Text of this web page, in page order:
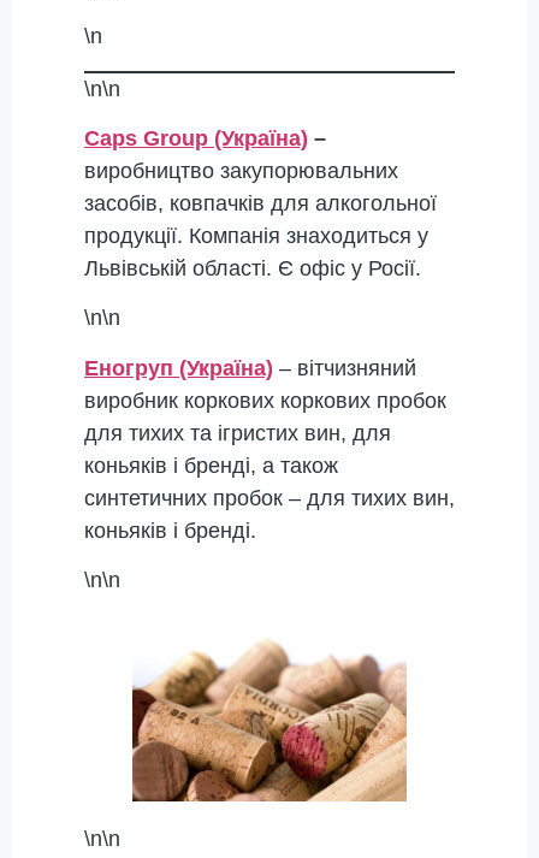
\n
\n\n
Caps Group (Україна) –
виробництво закупорювальних
засобів, ковпачків для алкогольної
продукції. Компанія знаходиться у
Львівській області. Є офіс у Росії.
\n\n
Еногруп (Україна) – вітчизняний
виробник коркових коркових пробок
для тихих та ігристих вин, для
коньяків і бренді, а також
синтетичних пробок – для тихих вин,
коньяків і бренді.
\n\n
\n\n